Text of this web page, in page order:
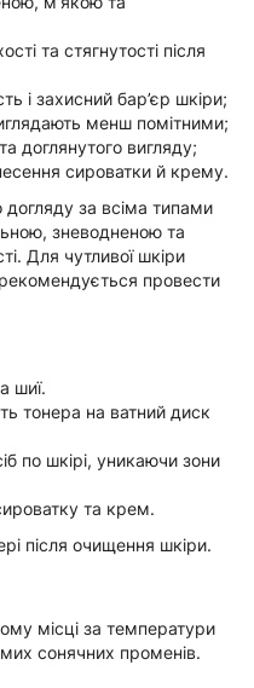
та стягнутості після
і захисний бар’єр шкіри;
менш помітними;
доглянутого вигляду;
сироватки й крему.
за всіма типами
зневодненою та
Для чутливої шкіри
провести
шиї.
тонера на ватний диск
по шкірі, уникаючи зони
та крем.
після очищення шкіри.
місці за температури
сонячних променів.